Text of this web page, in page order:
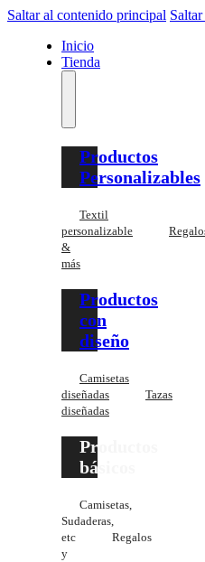
Saltar al contenido principal
Inicio
Tienda
Productos
Personalizables
Textil
personalizable
&
más
Productos
con
diseño
Camisetas
diseñadas
Tazas
diseñadas
Productos
básicos
Camisetas,
Sudaderas,
etc
Regalos
y